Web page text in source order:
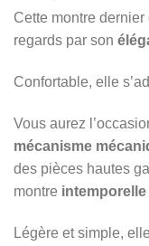
Cette montre
regards par son
Confortable, elle
Vous aurez
mécanisme
des pièces hautes
montre
Légère et simple, elle